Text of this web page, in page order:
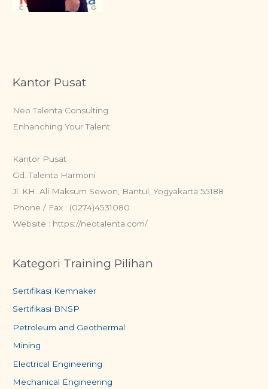
Kantor Pusat
Neo Talenta Consulting
Enhanching Your Talent
Kantor Pusat
Gd. Talenta Harmoni
Jl. KH. Ali Maksum Sewon, Bantul, Yogyakarta 55188
Phone / Fax : (0274)4531080
Website : https://neotalenta.com/
Kategori Training Pilihan
Sertifikasi Kemnaker
Sertifikasi BNSP
Petroleum and Geothermal
Mining
Electrical Engineering
Mechanical Engineering